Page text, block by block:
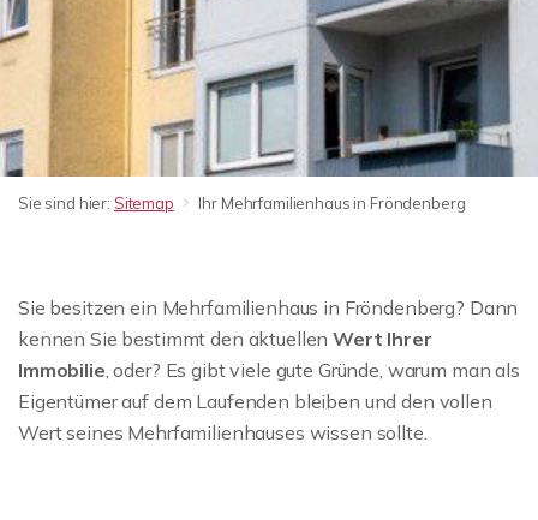
Sie sind hier: Sitemap Ihr Mehrfamilienhaus in Fröndenberg
Sie besitzen ein Mehrfamilienhaus in Fröndenberg? Dann
kennen Sie bestimmt den aktuellenWert Ihrer
Immobilie, oder? Es gibt viele gute Gründe, warum man als
Eigentümer auf dem Laufenden bleiben und den vollen
Wert seines Mehrfamilienhauses wissen sollte.